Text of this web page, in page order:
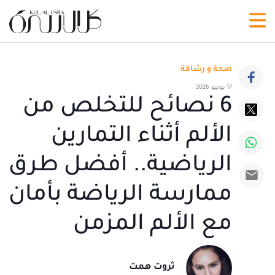
صحة و رشاقة
17 يونيو 2026
6 نصائح للتخلص من
الألم أثناء التمارين
الرياضية.. أفضل طرق
ممارسة الرياضة بأمان
مع الألم المزمن
ثروت همت